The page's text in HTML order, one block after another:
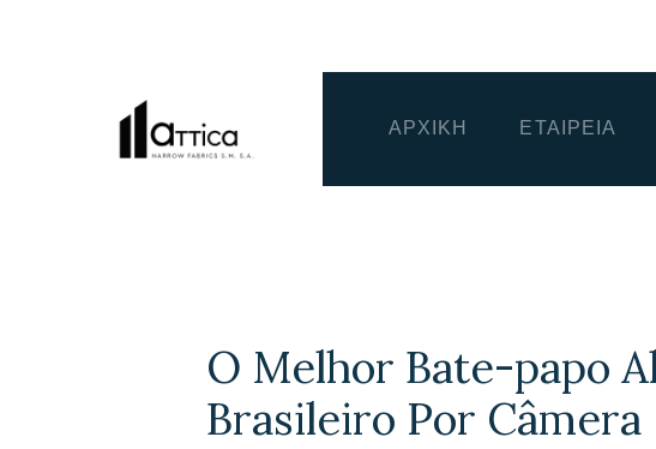
ΑΡΧΙΚΗ ΕΤΑΙΡΕΙΑ
O Melhor Bate-papo
Brasileiro Por Câmera